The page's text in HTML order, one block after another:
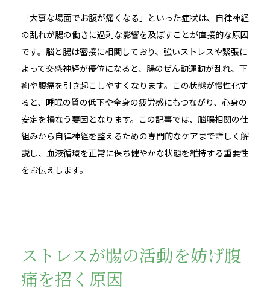
「大事な場面でお腹が痛くなる」といった症状は、自律神経
の乱れが腸の働きに過剰な影響を及ぼすことが直接的な原因
です。脳と腸は密接に相関しており、強いストレスや緊張に
よって交感神経が優位になると、腸のぜん動運動が乱れ、下
痢や腹痛を引き起こしやすくなります。この状態が慢性化す
ると、睡眠の質の低下や全身の疲労感にもつながり、心身の
安定を損なう要因となります。この記事では、脳腸相関の仕
組みから自律神経を整えるための専門的なケアまで詳しく解
説し、血液循環を正常に保ち健やかな状態を維持する重要性
をお伝えします。
ストレスが腸の活動を妨げ腹
痛を招く原因